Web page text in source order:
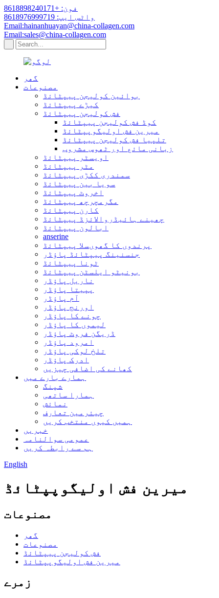
فون: +8618898240171
واٹس ایپ: 8618976999719
Email:hainanhuayan@china-collagen.com
Email:sales@china-collagen.com
گھر
مصنوعات
بوائین کولیجن پیپٹائڈ
کیڑے پیپٹائڈ
فش کولیجن پیپٹائڈ
کوڈ فش کولیجن پیپٹائڈ
میرین فش اولیگوپپٹائڈ
تلپیا فش کولیجن پیپٹائڈ
زبانی مائع اور ٹھوس مشروب
اویسٹر پیپٹائڈ
مٹر پیپٹائڈ
سمندری ککڑی پیپٹائڈ
سویا بین پیپٹائڈ
اخروٹ پیپٹائڈ
مگرمچرچھ پیپٹائڈ
کارن پیپٹائڈ
چھینے ہائیڈروالائزڈ پیپٹائڈ
ابالون پیپٹائڈ
anserine
پرندوں کا گھوںسلا پیپٹائڈ
جنسنینگ پیپٹائڈ پاؤڈر
ٹونا پیپٹائڈ
بونیٹو ایلسٹن پیپٹائڈ
ناریل پاؤڈر
پپیتا پاؤڈر
آم پاؤڈر
اورنج پاؤڈر
چونے کا پاؤڈر
لیموں کا پاؤڈر
ڈریگن فروٹ پاؤڈر
امرود پاؤڈر
تلخ لوکی پاؤڈر
ادرک پاؤڈر
کھانے کی اضافی چیزیں
ہمارے بارے میں
شپنگ
ہمارا ساتھی
نمائش
چیئرمین تعارف
ہمیں کیوں منتخب کریں
خبریں
عمومی سوالنامہ
ہم سے رابطہ کریں
English
میرین فش اولیگوپپٹائڈ
مصنوعات
گھر
مصنوعات
فش کولیجن پیپٹائڈ
میرین فش اولیگوپپٹائڈ
زمرے